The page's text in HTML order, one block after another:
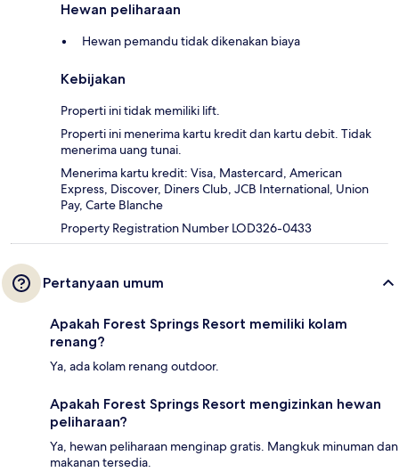
Hewan peliharaan
Hewan pemandu tidak dikenakan biaya
Kebijakan
Properti ini tidak memiliki lift.
Properti ini menerima kartu kredit dan kartu debit. Tidak
menerima uang tunai.
Menerima kartu kredit: Visa, Mastercard, American
Express, Discover, Diners Club, JCB International, Union
Pay, Carte Blanche
Property Registration Number LOD326-0433
Pertanyaan umum
Apakah Forest Springs Resort memiliki kolam
renang?
Ya, ada kolam renang outdoor.
Apakah Forest Springs Resort mengizinkan hewan
peliharaan?
Ya, hewan peliharaan menginap gratis. Mangkuk minuman dan
makanan tersedia.